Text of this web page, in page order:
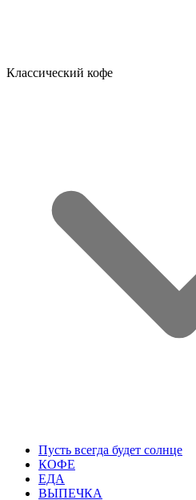
Классический кофе
Пусть всегда будет солнце
КОФЕ
ЕДА
ВЫПЕЧКА